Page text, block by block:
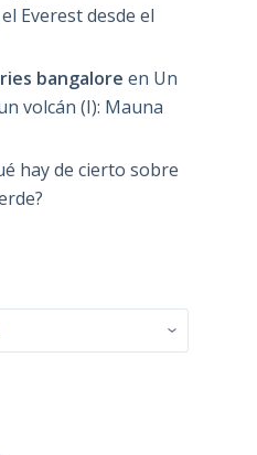
Everest desde el
bangalore en Un
volcán (I): Mauna
hay de cierto sobre